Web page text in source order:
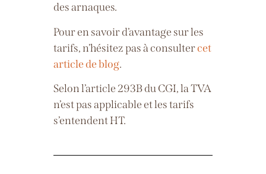
des arnaques.
Pour en savoir d’avantage sur les
tarifs, n’hésitez pas à consultercet
article de blog.
Selon l’article 293B du CGI, la TVA
n’est pas applicable et les tarifs
s’entendent HT.